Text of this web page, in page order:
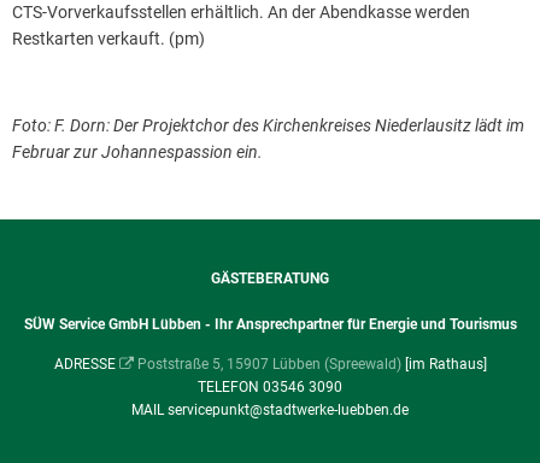
CTS-Vorverkaufsstellen erhältlich. An der Abendkasse werden
Restkarten verkauft. (pm)
Foto: F. Dorn: Der Projektchor des Kirchenkreises Niederlausitz lädt im
Februar zur Johannespassion ein.
GÄSTEBERATUNG
SÜW Service GmbH Lübben - Ihr Ansprechpartner für Energie und Tourismus
ADRESSE Poststraße 5, 15907 Lübben (Spreewald) [im Rathaus]
TELEFON 03546 3090
MAIL servicepunkt@stadtwerke-luebben.de